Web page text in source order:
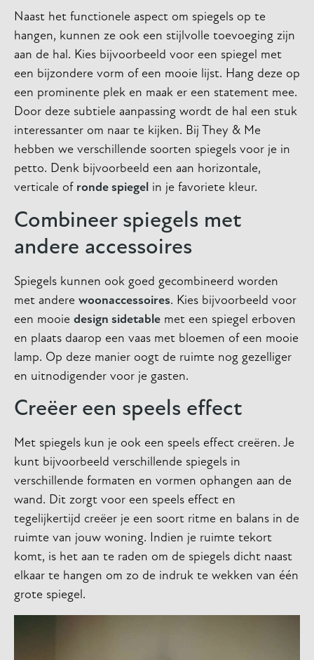
Naast het functionele aspect om spiegels op te
hangen, kunnen ze ook een stijlvolle toevoeging zijn
aan de hal. Kies bijvoorbeeld voor een spiegel met
een bijzondere vorm of een mooie lijst. Hang deze op
een prominente plek en maak er een statement mee.
Door deze subtiele aanpassing wordt de hal een stuk
interessanter om naar te kijken. Bij They & Me
hebben we verschillende soorten spiegels voor je in
petto. Denk bijvoorbeeld een aan horizontale,
verticale of ronde spiegel in je favoriete kleur.
Combineer spiegels met
andere accessoires
Spiegels kunnen ook goed gecombineerd worden
met andere woonaccessoires. Kies bijvoorbeeld voor
een mooie design sidetable met een spiegel erboven
en plaats daarop een vaas met bloemen of een mooie
lamp. Op deze manier oogt de ruimte nog gezelliger
en uitnodigender voor je gasten.
Creëer een speels effect
Met spiegels kun je ook een speels effect creëren. Je
kunt bijvoorbeeld verschillende spiegels in
verschillende formaten en vormen ophangen aan de
wand. Dit zorgt voor een speels effect en
tegelijkertijd creëer je een soort ritme en balans in de
ruimte van jouw woning. Indien je ruimte tekort
komt, is het aan te raden om de spiegels dicht naast
elkaar te hangen om zo de indruk te wekken van één
grote spiegel.